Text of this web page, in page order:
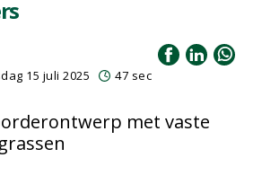
15 juli 2025 47 sec
met vaste